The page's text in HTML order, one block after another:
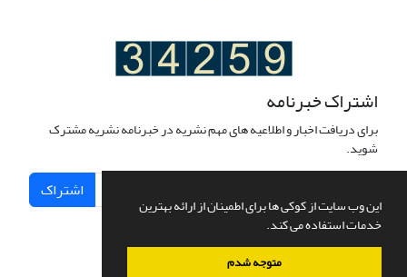
این وب سایت از کوکی ها برای اطمینان از ارائه بهترین
خدمات استفاده می کند.
متوجه شدم
اشتراک خبرنامه
برای دریافت اخبار و اطلاعیه های مهم نشریه در خبرنامه نشریه مشترک
شوید.
اشتراک